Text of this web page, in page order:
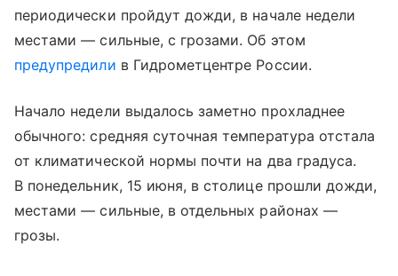
периодически пройдут дожди, в начале недели
местами — сильные, с грозами. Об этом
предупредили в Гидрометцентре России.
Начало недели выдалось заметно прохладнее
обычного: средняя суточная температура отстала
от климатической нормы почти на два градуса.
В понедельник, 15 июня, в столице прошли дожди,
местами — сильные, в отдельных районах —
грозы.